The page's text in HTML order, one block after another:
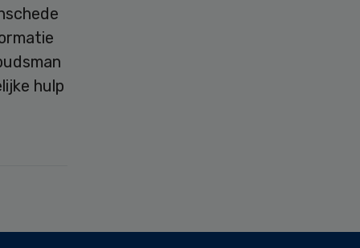
hulp